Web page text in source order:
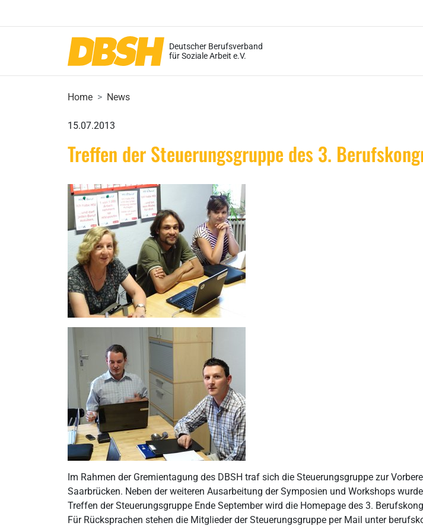
Deutscher Berufsverband
für Soziale Arbeit e.V.
Home News
15.07.2013
Treffen der Steuerungsgruppe des 3.
Im Rahmen der Gremientagung des DBSH traf sich die Steuerungsgruppe zur
Saarbrücken. Neben der weiteren Ausarbeitung der Symposien und Workshops
Treffen der Steuerungsgruppe Ende September wird die Homepage des 3.
Für Rücksprachen stehen die Mitglieder der Steuerungsgruppe per Mail unter